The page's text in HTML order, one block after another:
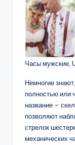
Часы мужские,
Немногие
полностью или
название –
позволяют
стрелок
механических